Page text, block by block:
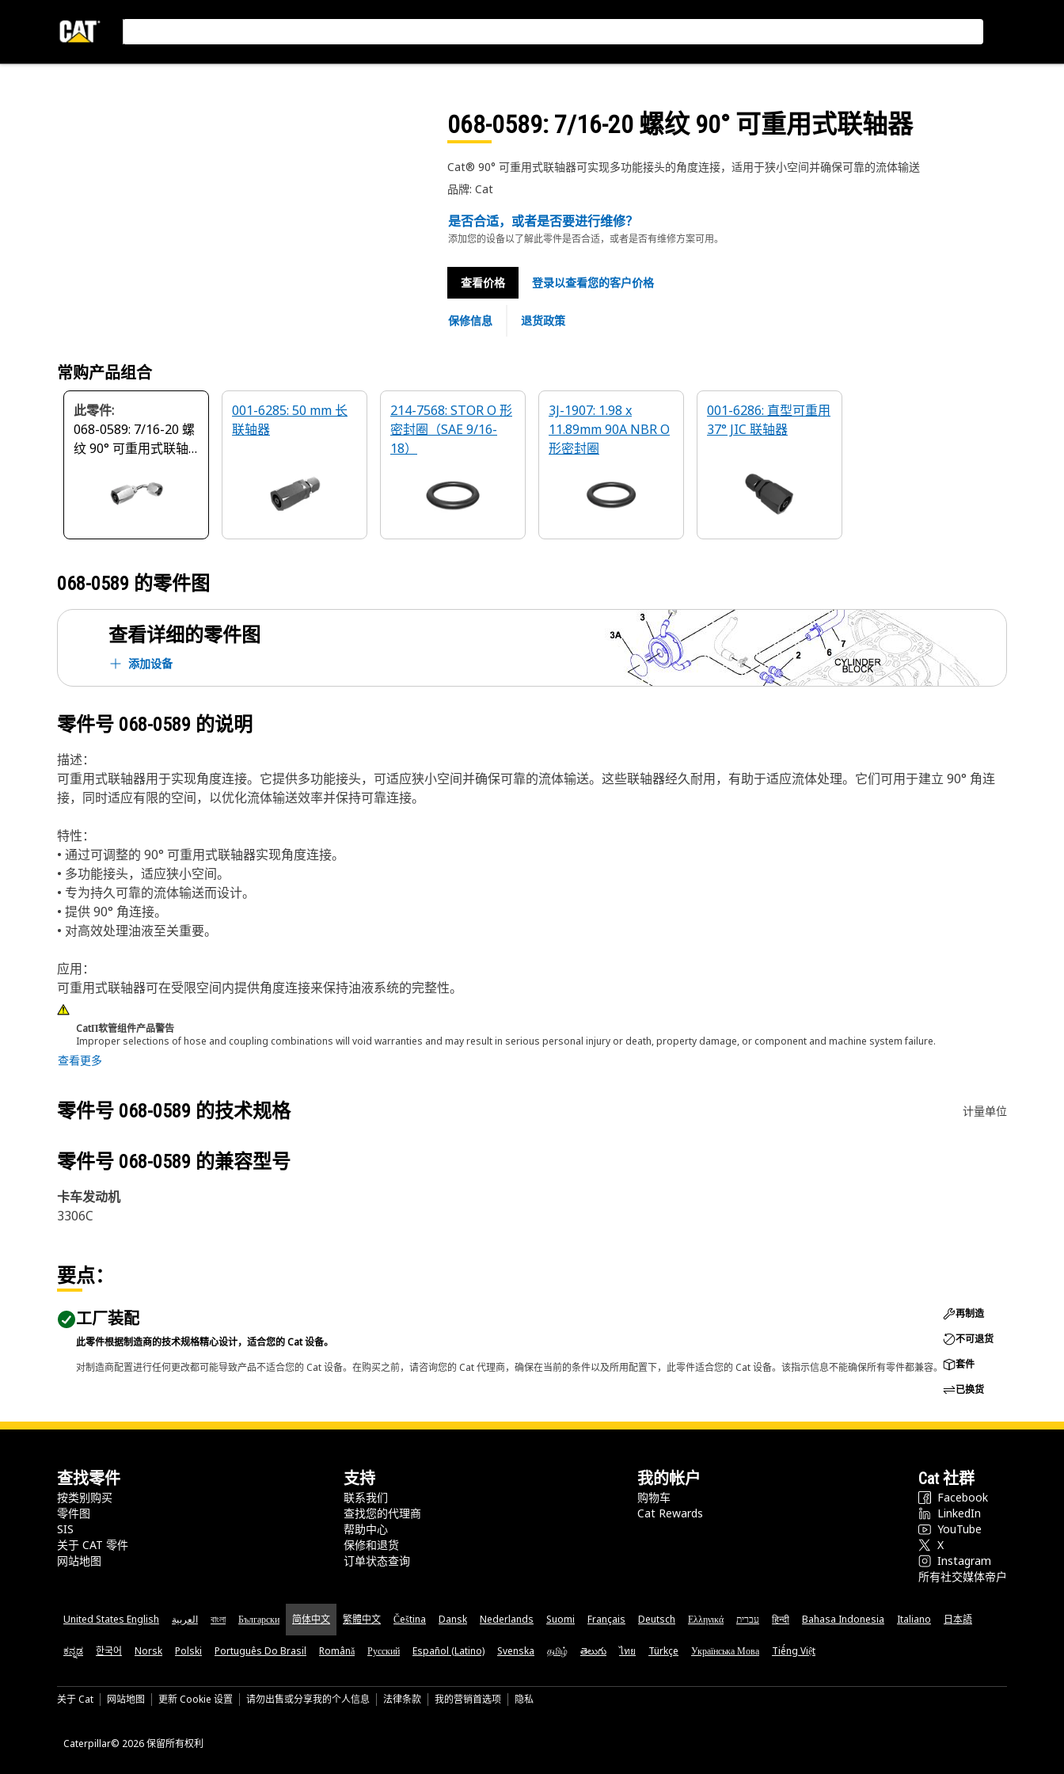
068-0589: 7/16-20 螺纹 90° 可重用式联轴器
Cat® 90° 可重用式联轴器可实现多功能接头的角度连接，适用于狭小空间并确保可靠的流体输送
品牌: Cat
是否合适，或者是否要进行维修？
添加您的设备以了解此零件是否合适，或者是否有维修方案可用。
查看价格 登录以查看您的客户价格
保修信息 退货政策
常购产品组合
此零件:
068-0589: 7/16-20 螺
纹 90° 可重用式联轴
001-6285: 50 mm 长
联轴器
214-7568: STOR O 形
密封圈（SAE 9/16-
18）
3J-1907: 1.98 x
11.89mm 90A NBR O
形密封圈
001-6286: 直型可重用
37° JIC 联轴器
068-0589 的零件图
查看详细的零件图
添加设备
零件号 068-0589 的说明
描述：
可重用式联轴器用于实现角度连接。它提供多功能接头，可适应狭小空间并确保可靠的流体输送。这些联轴器经久耐用，有助于适应流体处理。它们可用于建立 90° 角连
接，同时适应有限的空间，以优化流体输送效率并保持可靠连接。
特性：
• 通过可调整的 90° 可重用式联轴器实现角度连接。
• 多功能接头，适应狭小空间。
• 专为持久可靠的流体输送而设计。
• 提供 90° 角连接。
• 对高效处理油液至关重要。
应用：
可重用式联轴器可在受限空间内提供角度连接来保持油液系统的完整性。
CatΠ软管组件产品警告
Improper selections of hose and coupling combinations will void warranties and may result in serious personal injury or death, property damage, or component and machine system failure.
查看更多
零件号 068-0589 的技术规格 计量单位
零件号 068-0589 的兼容型号
卡车发动机
3306C
要点：
工厂装配
此零件根据制造商的技术规格精心设计，适合您的 Cat 设备。
对制造商配置进行任何更改都可能导致产品不适合您的 Cat 设备。在购买之前，请咨询您的 Cat 代理商，确保在当前的条件以及所用配置下，此零件适合您的 Cat 设备。该指示信息不能确保所有零件都兼容。
再制造
不可退货
套件
已换货
查找零件
按类别购买
零件图
SIS
关于 CAT 零件
网站地图
支持
联系我们
查找您的代理商
帮助中心
保修和退货
订单状态查询
我的帐户
购物车
Cat Rewards
Cat 社群
Facebook
LinkedIn
YouTube
X
Instagram
所有社交媒体帝户
United States English العربية বাংলা Български 简体中文 繁體中文 Čeština Dansk Nederlands Suomi Français Deutsch Ελληνικά עברית हिन्दी Bahasa Indonesia Italiano 日本語
ಕನ್ನಡ 한국어 Norsk Polski Português Do Brasil Română Русский Español (Latino) Svenska தமிழ் తెలుగు ไทย Türkçe Українська Мова Tiếng Việt
关于 Cat 网站地图 更新 Cookie 设置 请勿出售或分享我的个人信息 法律条款 我的营销首选项 隐私
Caterpillar© 2026 保留所有权利